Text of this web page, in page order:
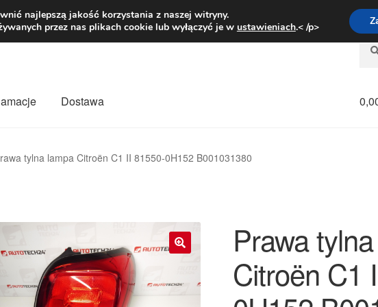
zł Pn.-pt. 9:00-16:00
Dostawa
tylna lampa Citroën C1 II 81550-0H152 B001031380
Prawa
Citroën C1
najlepszą jakość korzystania z naszej witryny.
przez nas plikach cookie lub wyłączyć je w ustawieniach.< /p>